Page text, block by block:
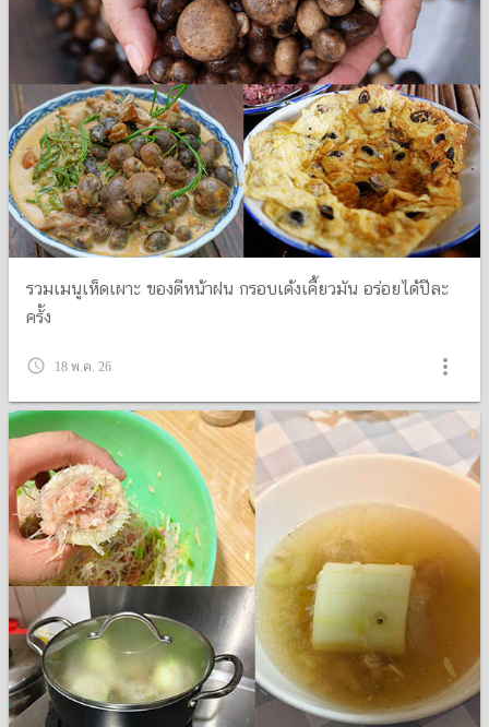
รวมเมนูเห็ดเผาะ ของดีหน้าฝน กรอบเด้งเคี้ยวมัน อร่อยได้ปีละ
ครั้ง
query_builder 18 พ.ค. 26 more_vert